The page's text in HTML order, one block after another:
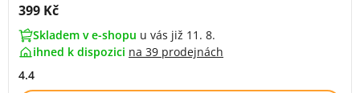
Cena s DPH:
399 Kč
Skladem v e-shopu u vás již 11. 8.
ihned k dispozici na 39 prodejnách
4.4